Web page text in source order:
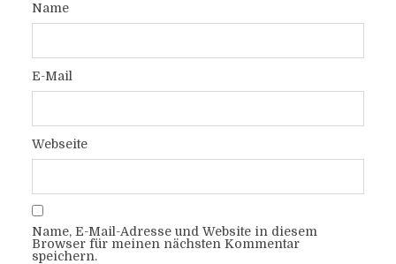
Name
E-Mail
Webseite
Name, E-Mail-Adresse und Website in diesem
Browser für meinen nächsten Kommentar
speichern.